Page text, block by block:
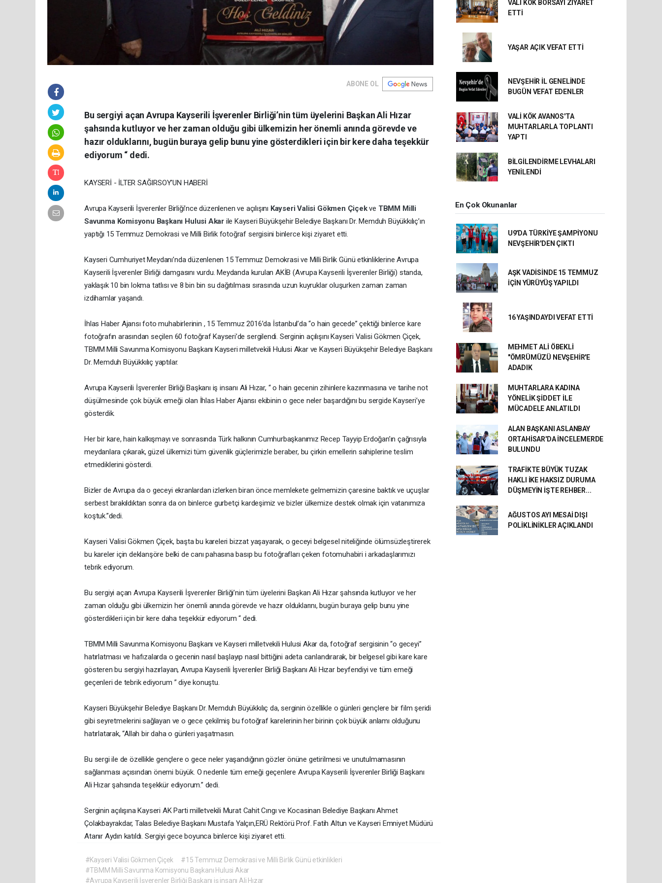
ABONE OL
Bu sergiyi açan Avrupa Kayserili İşverenler Birliği’nin tüm üyelerini Başkan Ali Hızar
şahsında kutluyor ve her zaman olduğu gibi ülkemizin her önemli anında görevde ve
hazır olduklarını, bugün buraya gelip bunu yine gösterdikleri için bir kere daha teşekkür
ediyorum “ dedi.
KAYSERİ - İLTER SAĞIRSOY'UN HABERİ
Avrupa Kayserili İşverenler Birliği’nce düzenlenen ve açılışını Kayseri Valisi Gökmen Çiçekve TBMM Milli
Savunma Komisyonu Başkanı Hulusi Akar ile Kayseri Büyükşehir Belediye Başkanı Dr. Memduh Büyükkılıç’ın
yaptığı 15 Temmuz Demokrasi ve Milli Birlik fotoğraf sergisini binlerce kişi ziyaret etti.
Kayseri Cumhuriyet Meydanı’nda düzenlenen 15 Temmuz Demokrasi ve Milli Birlik Günü etkinliklerine Avrupa
Kayserili İşverenler Birliği damgasını vurdu. Meydanda kurulan AKİB (Avrupa Kayserili İşverenler Birliği) standa,
yaklaşık 10 bin lokma tatlısı ve 8 bin bin su dağıtılması sırasında uzun kuyruklar oluşurken zaman zaman
izdihamlar yaşandı.
İhlas Haber Ajansı foto muhabirlerinin , 15 Temmuz 2016’da İstanbul’da “o hain gecede” çektiği binlerce kare
fotoğrafın arasından seçilen 60 fotoğraf Kayseri’de sergilendi. Serginin açılışını Kayseri Valisi Gökmen Çiçek,
TBMM Milli Savunma Komisyonu Başkanı Kayseri milletvekili Hulusi Akar ve Kayseri Büyükşehir Belediye Başkanı
Dr. Memduh Büyükkılıç yaptılar.
Avrupa Kayserili İşverenler Birliği Başkanı iş insanı Ali Hızar, “ o hain gecenin zihinlere kazınmasına ve tarihe not
düşülmesinde çok büyük emeği olan İhlas Haber Ajansı ekibinin o gece neler başardığını bu sergide Kayseri’ye
gösterdik.
Her bir kare, hain kalkışmayı ve sonrasında Türk halkının Cumhurbaşkanımız Recep Tayyip Erdoğan’ın çağrısıyla
meydanlara çıkarak, güzel ülkemizi tüm güvenlik güçlerimizle beraber, bu çirkin emellerin sahiplerine teslim
etmediklerini gösterdi.
Bizler de Avrupa da o geceyi ekranlardan izlerken biran önce memlekete gelmemizin çaresine baktık ve uçuşlar
serbest bırakıldıktan sonra da on binlerce gurbetçi kardeşimiz ve bizler ülkemize destek olmak için vatanımıza
koştuk.”dedi.
Kayseri Valisi Gökmen Çiçek, başta bu kareleri bizzat yaşayarak, o geceyi belgesel niteliğinde ölümsüzleştirerek
bu kareler için deklanşöre belki de canı pahasına basıp bu fotoğrafları çeken fotomuhabiri i arkadaşlarımızı
tebrik ediyorum.
Bu sergiyi açan Avrupa Kayserili İşverenler Birliği’nin tüm üyelerini Başkan Ali Hızar şahsında kutluyor ve her
zaman olduğu gibi ülkemizin her önemli anında görevde ve hazır olduklarını, bugün buraya gelip bunu yine
gösterdikleri için bir kere daha teşekkür ediyorum “ dedi.
TBMM Milli Savunma Komisyonu Başkanı ve Kayseri milletvekili Hulusi Akar da, fotoğraf sergisinin “o geceyi”
hatırlatması ve hafızalarda o gecenin nasıl başlayıp nasıl bittiğini adeta canlandırarak, bir belgesel gibi kare kare
gösteren bu sergiyi hazırlayan, Avrupa Kayserili İşverenler Birliği Başkanı Ali Hızar beyfendiyi ve tüm emeği
geçenleri de tebrik ediyorum ” diye konuştu.
Kayseri Büyükşehir Belediye Başkanı Dr. Memduh Büyükkılıç da, serginin özellikle o günleri gençlere bir film şeridi
gibi seyretmelerini sağlayan ve o gece çekilmiş bu fotoğraf karelerinin her birinin çok büyük anlamı olduğunu
hatırlatarak, “Allah bir daha o günleri yaşatmasın.
Bu sergi ile de özellikle gençlere o gece neler yaşandığının gözler önüne getirilmesi ve unutulmamasının
sağlanması açısından önemi büyük. O nedenle tüm emeği geçenlere Avrupa Kayserili İşverenler Birliği Başkanı
Ali Hızar şahsında teşekkür ediyorum.” dedi.
Serginin açılışına Kayseri AK Parti milletvekili Murat Cahit Cıngı ve Kocasinan Belediye Başkanı Ahmet
Çolakbayrakdar, Talas Belediye Başkanı Mustafa Yalçın,ERÜ Rektörü Prof. Fatih Altun ve Kayseri Emniyet Müdürü
Atanır Aydın katıldı. Sergiyi gece boyunca binlerce kişi ziyaret etti.
#Kayseri Valisi Gökmen Çiçek
#15 Temmuz Demokrasi ve Milli Birlik Günü etkinlikleri
#TBMM Milli Savunma Komisyonu Başkanı Hulusi Akar
#Avrupa Kayserili İşverenler Birliği Başkanı iş insanı Ali Hızar
VALİ KÖK BORSAYI ZİYARET
ETTİ
YAŞAR AÇIK VEFAT ETTİ
NEVŞEHİR İL GENELİNDE
BUGÜN VEFAT EDENLER
VALİ KÖK AVANOS'TA
MUHTARLARLA TOPLANTI
YAPTI
BİLGİLENDİRME LEVHALARI
YENİLENDİ
En Çok Okunanlar
U9'DA TÜRKİYE ŞAMPİYONU
NEVŞEHİR'DEN ÇIKTI
AŞK VADİSİNDE 15 TEMMUZ
İÇİN YÜRÜYÜŞ YAPILDI
16 YAŞINDAYDI VEFAT ETTİ
MEHMET ALİ ÖBEKLİ
"ÖMRÜMÜZÜ NEVŞEHİR'E
ADADIK
MUHTARLARA KADINA
YÖNELİK ŞİDDET İLE
MÜCADELE ANLATILDI
ALAN BAŞKANI ASLANBAY
ORTAHİSAR'DA İNCELEMERDE
BULUNDU
TRAFİKTE BÜYÜK TUZAK
HAKLI İKE HAKSIZ DURUMA
DÜŞMEYİN İŞTE REHBER...
AĞUSTOS AYI MESAİ DIŞI
POLİKLİNİKLER AÇIKLANDI